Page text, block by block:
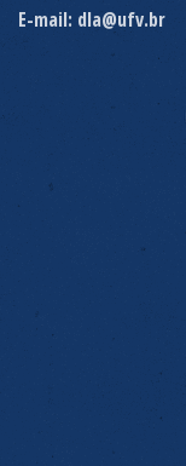
E-mail: dla@ufv.br